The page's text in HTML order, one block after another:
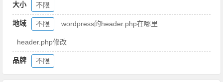
大小 不限
地域 不限 wordpress的header.php在哪里
header.php修改
品牌 不限